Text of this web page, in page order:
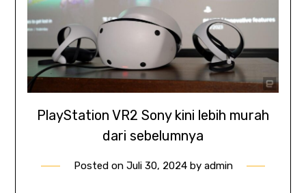
PlayStation VR2 Sony kini lebih murah
dari sebelumnya
Posted on Juli 30, 2024by admin